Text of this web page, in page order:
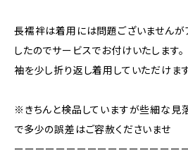
長襦袢は着用には問題ございませんが
したのでサービスでお付けいたします。
袖を少し折り返し着用していただけます
※きちんと検品していますが些細な見
で多少の誤差はご容赦くださいませ
ーーーーーーーーーーーーーーーー